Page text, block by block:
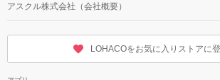
アスクル株式会社（会社概要）
LOHACOをお気に入りストアに